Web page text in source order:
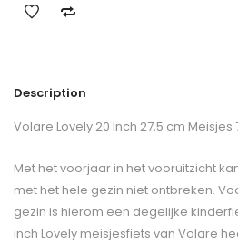
Description
Volare Lovely 20 Inch 27,5 cm Meisjes
Met het voorjaar in het vooruitzicht
met het hele gezin niet ontbreken.
gezin is hierom een degelijke
inch Lovely meisjesfiets van Volare